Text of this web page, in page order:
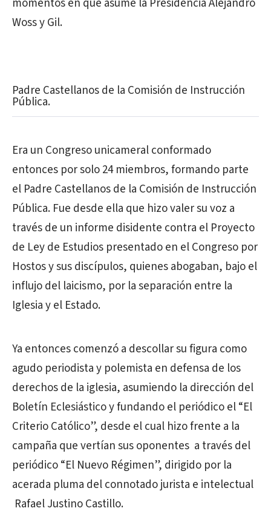
momentos en que asume la Presidencia Alejandro
Woss y Gil.
Padre Castellanos de la Comisión de Instrucción
Pública.
Era un Congreso unicameral conformado
entonces por solo 24 miembros, formando parte
el Padre Castellanos de la Comisión de Instrucción
Pública. Fue desde ella que hizo valer su voz a
través de un informe disidente contra el Proyecto
de Ley de Estudios presentado en el Congreso por
Hostos y sus discípulos, quienes abogaban, bajo el
influjo del laicismo, por la separación entre la
Iglesia y el Estado.
Ya entonces comenzó a descollar su figura como
agudo periodista y polemista en defensa de los
derechos de la iglesia, asumiendo la dirección del
Boletín Eclesiástico y fundando el periódico el “El
Criterio Católico”, desde el cual hizo frente a la
campaña que vertían sus oponentes a través del
periódico “El Nuevo Régimen”, dirigido por la
acerada pluma del connotado jurista e intelectual
Rafael Justino Castillo.